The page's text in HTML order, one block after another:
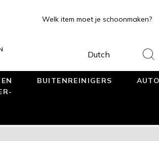
Welk item moet je schoonmaken?
Dutch
BUITENREINIGERS